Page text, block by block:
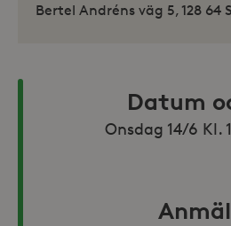
Bertel Andréns väg 5, 128 64
Datum
Onsdag 14/6 Kl.